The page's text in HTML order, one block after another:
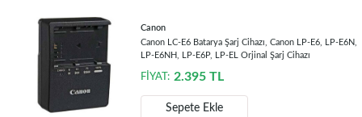
Canon
Canon LC-E6 Batarya Şarj Cihazı, Canon LP-E6, LP-E6N,
LP-E6NH, LP-E6P, LP-EL Orjinal Şarj Cihazı
FİYAT: 2.395 TL
Sepete Ekle